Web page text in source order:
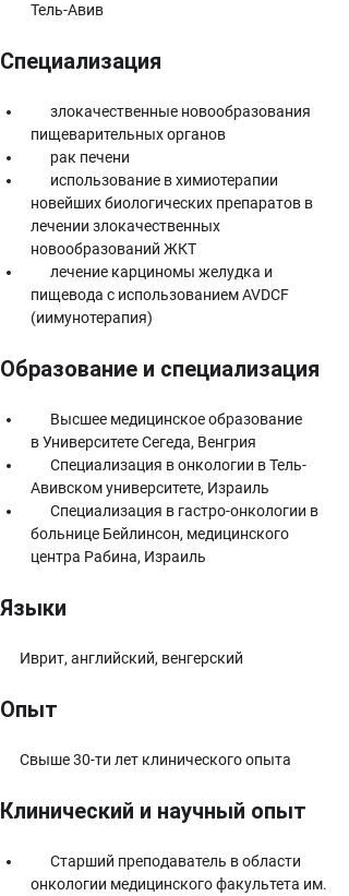
Тель-Авив
Специализация
злокачественные новообразования
пищеварительных органов
рак печени
использование в химиотерапии
новейших биологических препаратов в
лечении злокачественных
новообразований ЖКТ
лечение карциномы желудка и
пищевода с использованием AVDCF
(иимунотерапия)
Образование и специализация
Высшее медицинское образование
в Университете Сегеда, Венгрия
Специализация в онкологии в Тель-
Авивском университете, Израиль
Специализация в гастро-онкологии в
больнице Бейлинсон, медицинского
центра Рабина, Израиль
Языки
Иврит, английский, венгерский
Опыт
Свыше 30-ти лет клинического опыта
Клинический и научный опыт
Старший преподаватель в области
онкологии медицинского факультета им.